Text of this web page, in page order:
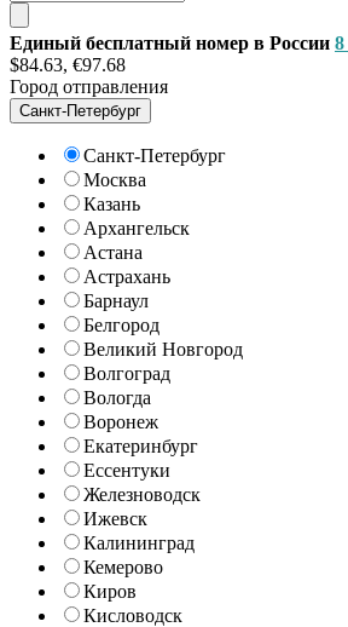
Единый бесплатный номер в России 8
$84.63, €97.68
Город отправления
Санкт-Петербург
Санкт-Петербург
Москва
Казань
Архангельск
Астана
Астрахань
Барнаул
Белгород
Великий Новгород
Волгоград
Вологда
Воронеж
Екатеринбург
Ессентуки
Железноводск
Ижевск
Калининград
Кемерово
Киров
Кисловодск